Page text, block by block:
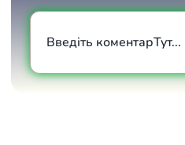
Введіть коментарТут...